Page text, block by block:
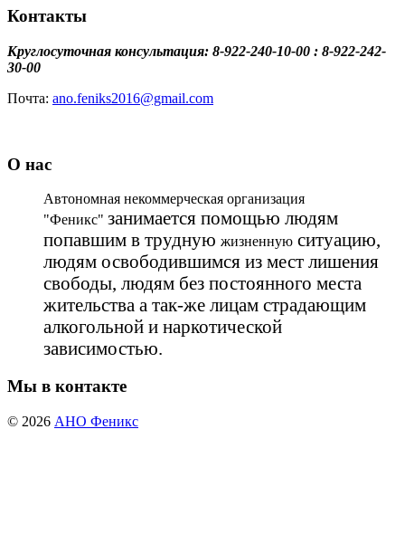
Контакты
Круглосуточная консультация: 8-922-240-10-00 : 8-922-242-
30-00
Почта: ano.feniks2016@gmail.com
О нас
Автономная некоммерческая организация
"Феникс" занимается помощью людям
попавшим в трудную жизненную ситуацию,
людям освободившимся из мест лишения
свободы, людям без постоянного места
жительства а так-же лицам страдающим
алкогольной и наркотической
зависимостью.
Мы в контакте
© 2026 АНО Феникс